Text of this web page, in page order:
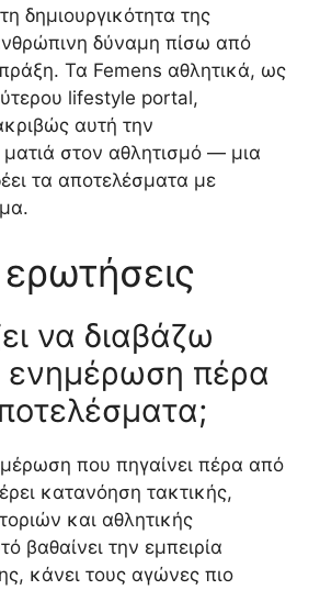
δημιουργικότητα της
δύναμη πίσω από
Τα Femens αθλητικά, ως
lifestyle portal,
αυτή την
στον αθλητισμό — μια
τα αποτελέσματα με
να διαβάζω
ενημέρωση πέρα
που πηγαίνει πέρα από
κατανόηση τακτικής,
και αθλητικής
βαθαίνει την εμπειρία
κάνει τους αγώνες πιο